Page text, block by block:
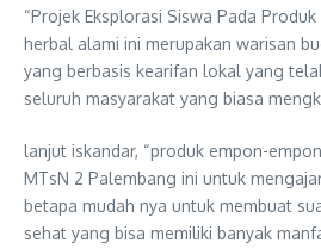
“Projek Eksplorasi Siswa Pada
herbal alami ini merupakan warisan
yang berbasis kearifan lokal yang
seluruh masyarakat yang biasa
lanjut iskandar, “produk empon-
MTsN 2 Palembang ini untuk
betapa mudah nya untuk membuat
sehat yang bisa memiliki banyak